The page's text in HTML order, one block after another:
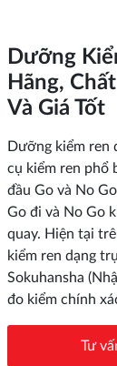
Dưỡng
Hãng,
Và Giá Tốt
Dưỡng kiểm ren
cụ kiểm ren phổ
đầu Go và No
Go đi và No Go
quay. Hiện tại
kiểm ren dạng
Sokuhansha
đo kiểm chính
Tư